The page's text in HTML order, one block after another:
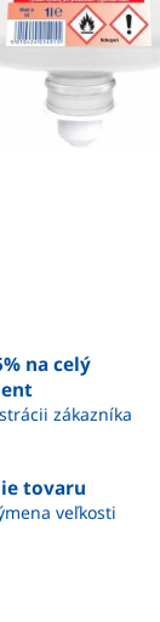
na celý
zákazníka
tovaru
veľkosti